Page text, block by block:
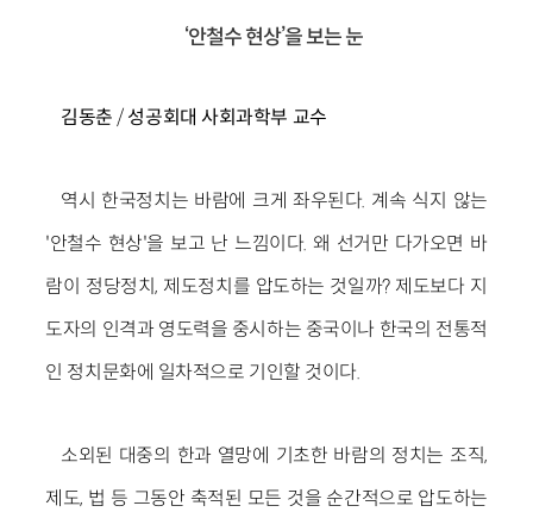
‘안철수 현상’을 보는 눈
김동춘 /성공회대 사회과학부 교수
역시 한국정치는 바람에 크게 좌우된다. 계속 식지 않는
'안철수 현상'을 보고 난 느낌이다. 왜 선거만 다가오면 바
람이 정당정치, 제도정치를 압도하는 것일까? 제도보다 지
도자의 인격과 영도력을 중시하는 중국이나 한국의 전통적
인 정치문화에 일차적으로 기인할 것이다.
소외된 대중의 한과 열망에 기초한 바람의 정치는 조직,
제도, 법 등 그동안 축적된 모든 것을 순간적으로 압도하는